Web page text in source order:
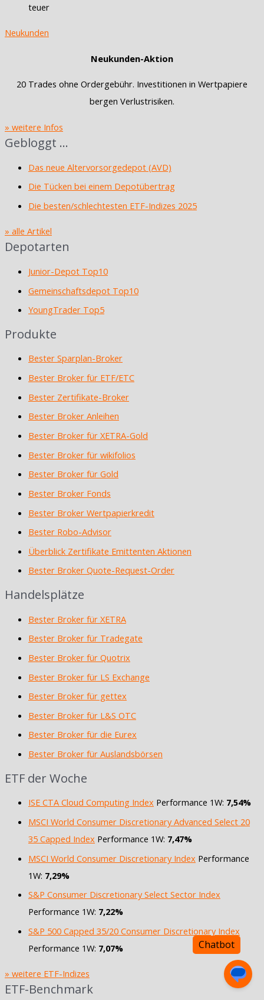
teuer
Neukunden
Neukunden-Aktion
20 Trades ohne Ordergebühr. Investitionen in Wertpapiere
bergen Verlustrisiken.
» weitere Infos
Gebloggt …
Das neue Altervorsorgedepot (AVD)
Die Tücken bei einem Depotübertrag
Die besten/schlechtesten ETF-Indizes 2025
» alle Artikel
Depotarten
Junior-Depot Top10
Gemeinschaftsdepot Top10
YoungTrader Top5
Produkte
Bester Sparplan-Broker
Bester Broker für ETF/ETC
Bester Zertifikate-Broker
Bester Broker Anleihen
Bester Broker für XETRA-Gold
Bester Broker für wikifolios
Bester Broker für Gold
Bester Broker Fonds
Bester Broker Wertpapierkredit
Bester Robo-Advisor
Überblick Zertifikate Emittenten Aktionen
Bester Broker Quote-Request-Order
Handelsplätze
Bester Broker für XETRA
Bester Broker für Tradegate
Bester Broker für Quotrix
Bester Broker für LS Exchange
Bester Broker für gettex
Bester Broker für L&S OTC
Bester Broker für die Eurex
Bester Broker für Auslandsbörsen
ETF der Woche
ISE CTA Cloud Computing Index Performance 1W: 7,54%
MSCI World Consumer Discretionary Advanced Select 20
35 Capped Index Performance 1W: 7,47%
MSCI World Consumer Discretionary Index Performance
1W: 7,29%
S&P Consumer Discretionary Select Sector Index
Performance 1W: 7,22%
S&P 500 Capped 35/20 Consumer Discretionary Index
Performance 1W: 7,07%
» weitere ETF-Indizes
ETF-Benchmark